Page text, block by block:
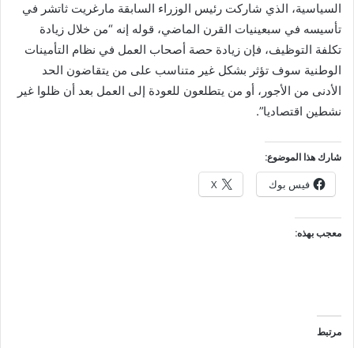
السياسية، الذي شاركت رئيس الوزراء السابقة مارغريت ثاتشر في
تأسيسه في سبعينيات القرن الماضي، قوله إنه “من خلال زيادة
تكلفة التوظيف، فإن زيادة حصة أصحاب العمل في نظام التأمينات
الوطنية سوف تؤثر بشكل غير متناسب على من يتقاضون الحد
الأدنى من الأجور، أو من يتطلعون للعودة إلى العمل بعد أن ظلوا غير
نشطين اقتصاديا”.
شارك هذا الموضوع:
فيس بوك X
معجب بهذه:
مرتبط